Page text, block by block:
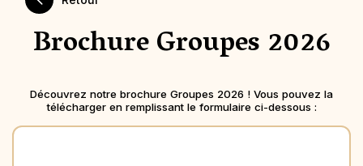
Brochure Groupes 2026
Découvrez notre brochure Groupes 2026 ! Vous pouvez la
télécharger en remplissant le formulaire ci-dessous :